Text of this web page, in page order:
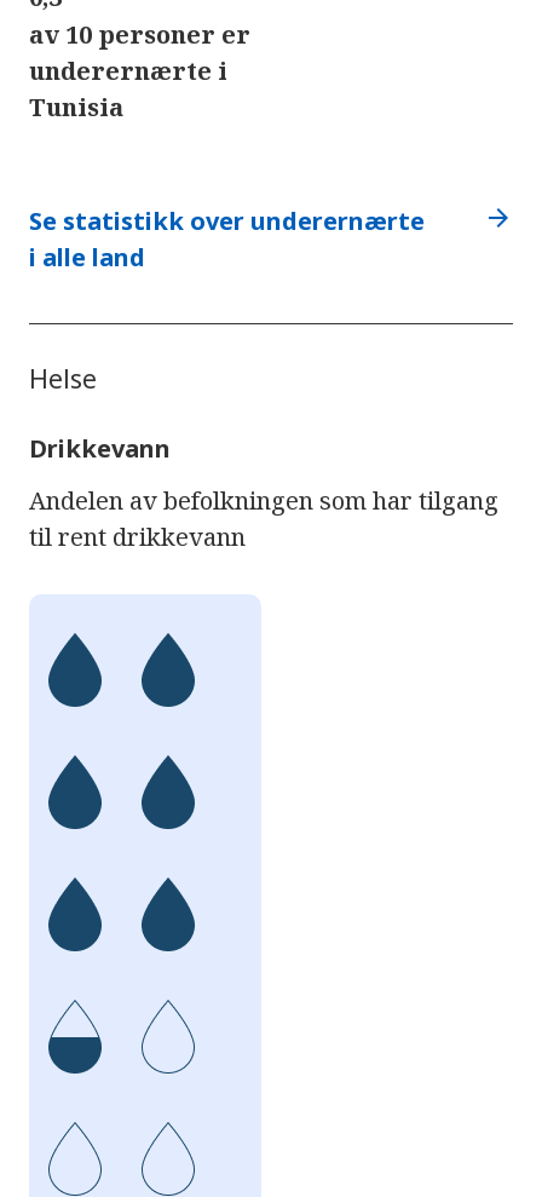
av 10 personer er
underernærte i
Tunisia
Se statistikk over underernærte
i alle land
arrow_forward
Helse
Drikkevann
Andelen av befolkningen som har tilgang
til rent drikkevann